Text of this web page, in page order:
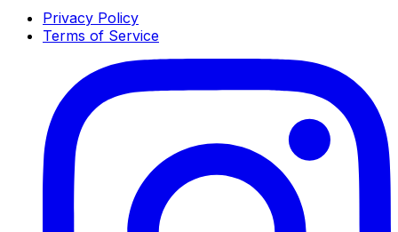
Privacy Policy
Terms of Service